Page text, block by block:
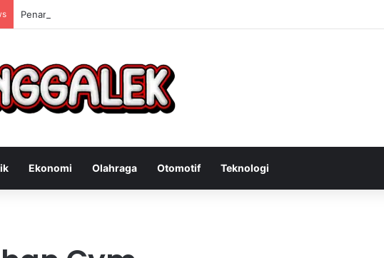
Penangkapan Bandit Curanmor: Tindakan Tegas Atas Kejahatan Sepeda Motor
Ekonomi Olahraga Otomotif Teknologi